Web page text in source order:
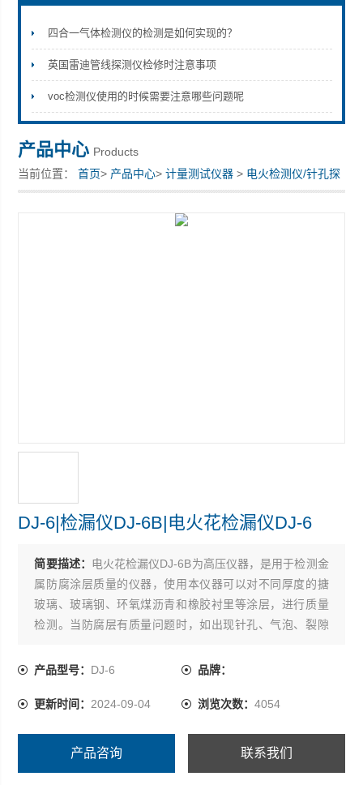
深圳市深博瑞仪器仪表有限公司
四合一气体检测仪的检测是如何实现的？
英国雷迪管线探测仪检修时注意事项
voc检测仪使用的时候需要注意哪些问题呢
产品中心 Products
当前位置：首页> 产品中心>计量测试仪器 > 电火检测仪/针孔探
测器
DJ-6|检漏仪DJ-6B|电火花检漏仪DJ-6
简要描述： 电火花检漏仪DJ-6B为高压仪器，是用于检测金
属防腐涂层质量的仪器，使用本仪器可以对不同厚度的搪
玻璃、玻璃钢、环氧煤沥青和橡胶衬里等涂层，进行质量
检测。当防腐层有质量问题时，如出现针孔、气泡、裂隙
是用蓄电池供电，故特别适用于野外作业。该仪器设计新
业，是用来检测金属防腐涂层质量的*工具。
产品型号： DJ-6 品牌：
更新时间： 2024-09-04 浏览次数： 4054
产品咨询 联系我们